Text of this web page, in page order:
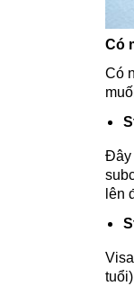
Có
Có
Đây
lên